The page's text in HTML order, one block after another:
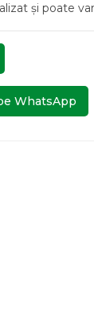
și poate
WhatsApp